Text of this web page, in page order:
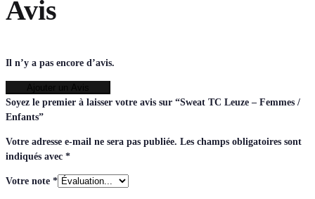
Avis
Il n’y a pas encore d’avis.
Soyez le premier à laisser votre avis sur “Sweat TC Leuze – Femmes /
Enfants”
Votre adresse e-mail ne sera pas publiée. Les champs obligatoires sont
indiqués avec *
Votre note *